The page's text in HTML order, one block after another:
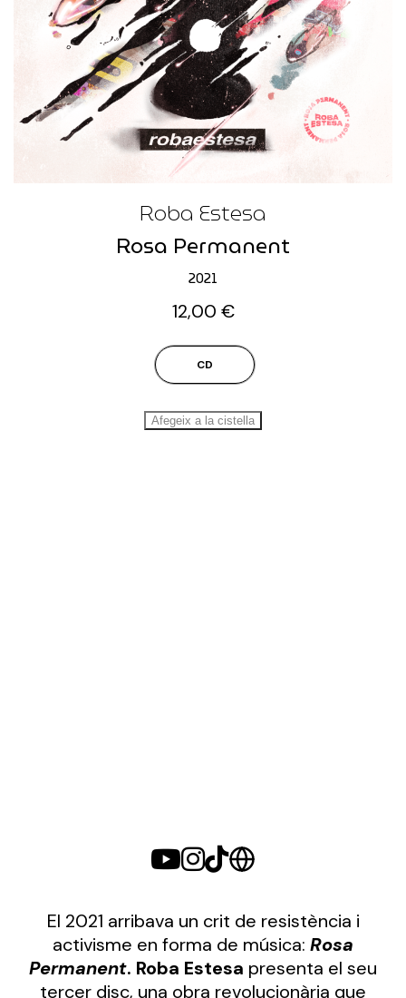
Roba Estesa
Rosa Permanent
2021
12,00 €
CD
Afegeix a la cistella
El 2021 arribava un crit de resistència i
activisme en forma de música: Rosa
Permanent. Roba Estesa presenta el seu
tercer disc, una obra revolucionària que